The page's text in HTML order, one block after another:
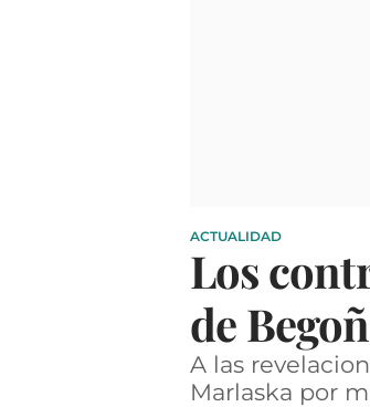
ACTUALIDAD
Los
de
A las
Marlaska por